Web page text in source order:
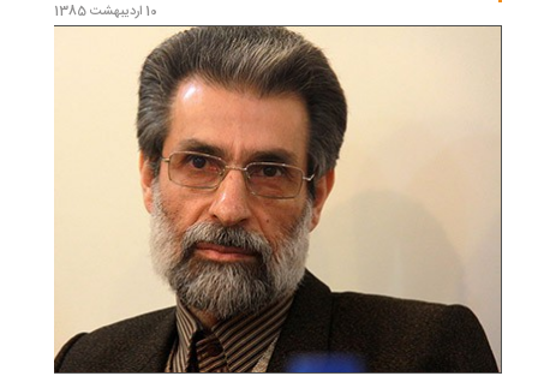
10 اردیبهشت 1385